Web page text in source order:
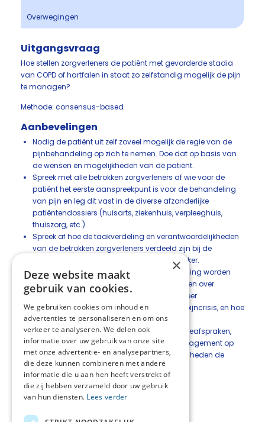
Overwegingen
Uitgangsvraag
Hoe stellen zorgverleners de patiënt met gevorderde stadia
van COPD of hartfalen in staat zo zelfstandig mogelijk de pijn
te managen?
Methode: consensus-based
Aanbevelingen
Nodig de patiënt uit zelf zoveel mogelijk de regie van de
pijnbehandeling op zich te nemen. Doe dat op basis van
de wensen en mogelijkheden van de patiënt.
Spreek met alle betrokken zorgverleners af wie voor de
patiënt het eerste aanspreekpunt is voor de behandeling
van pijn en leg dit vast in de diverse afzonderlijke
patiëntendossiers (huisarts, ziekenhuis, verpleeghuis,
thuiszorg, etc.).
Spreek af hoe de taakverdeling en verantwoordelijkheden
van de betrokken zorgverleners verdeeld zijn bij de
behandeling van pijn bij patiënten met kanker.
Zorg ervoor dat de doelen van de behandeling worden
genoteerd in een zorgplan, evenals afspraken over
verantwoordelijkheden en beleid, wie wanneer
aanspreekpunt is bij problemen, zoals een pijncrisis, en hoe
die zorgverlener bereikbaar is.
Houd contact met de patiënt, maak controleafspraken,
evalueer en toets het effect van het zelfmanagement op
gezette tijden, stel bij gewijzigde omstandigheden de
mate van zelfmanagement bij.
Deel deze pagina:
×
Deze website maakt
gebruik van cookies.
We gebruiken cookies om inhoud en
advertenties te personaliseren en om ons
verkeer te analyseren. We delen ook
informatie over uw gebruik van onze site
met onze advertentie- en analysepartners,
die deze kunnen combineren met andere
informatie die u aan hen heeft verstrekt of
die zij hebben verzameld door uw gebruik
van hun diensten. Lees verder